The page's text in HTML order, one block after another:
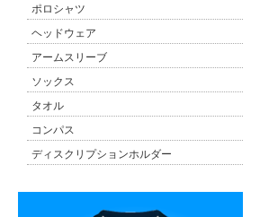
ポロシャツ
ヘッドウェア
アームスリーブ
ソックス
タオル
コンパス
ディスクリプションホルダー